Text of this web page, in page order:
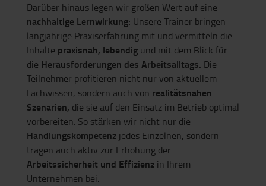
Darüber hinaus legen wir großen Wert auf eine
nachhaltige Lernwirkung: Unsere Trainer bringen
langjährige Praxiserfahrung mit und vermitteln die
Inhalte praxisnah, lebendig und mit dem Blick für
die Herausforderungen des Arbeitsalltags. Die
Teilnehmer profitieren nicht nur von aktuellem
Fachwissen, sondern auch von realitätsnahen
Szenarien, die sie auf den Einsatz im Betrieb optimal
vorbereiten. So stärken wir nicht nur die
Handlungskompetenz jedes Einzelnen, sondern
tragen auch aktiv zur Erhöhung der
Arbeitssicherheit und Effizienz in Ihrem
Unternehmen bei.